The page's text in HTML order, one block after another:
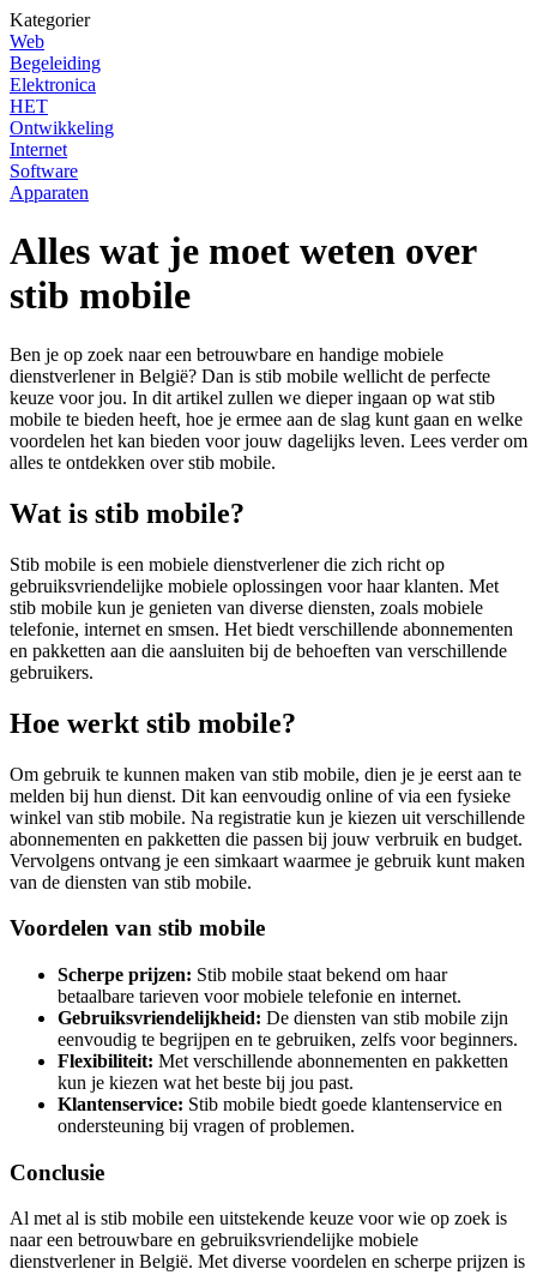
Kategorier
Web
Begeleiding
Elektronica
HET
Ontwikkeling
Internet
Software
Apparaten
Alles wat je moet weten over
stib mobile
Ben je op zoek naar een betrouwbare en handige mobiele
dienstverlener in België? Dan is stib mobile wellicht de perfecte
keuze voor jou. In dit artikel zullen we dieper ingaan op wat stib
mobile te bieden heeft, hoe je ermee aan de slag kunt gaan en welke
voordelen het kan bieden voor jouw dagelijks leven. Lees verder om
alles te ontdekken over stib mobile.
Wat is stib mobile?
Stib mobile is een mobiele dienstverlener die zich richt op
gebruiksvriendelijke mobiele oplossingen voor haar klanten. Met
stib mobile kun je genieten van diverse diensten, zoals mobiele
telefonie, internet en smsen. Het biedt verschillende abonnementen
en pakketten aan die aansluiten bij de behoeften van verschillende
gebruikers.
Hoe werkt stib mobile?
Om gebruik te kunnen maken van stib mobile, dien je je eerst aan te
melden bij hun dienst. Dit kan eenvoudig online of via een fysieke
winkel van stib mobile. Na registratie kun je kiezen uit verschillende
abonnementen en pakketten die passen bij jouw verbruik en budget.
Vervolgens ontvang je een simkaart waarmee je gebruik kunt maken
van de diensten van stib mobile.
Voordelen van stib mobile
Scherpe prijzen: Stib mobile staat bekend om haar
betaalbare tarieven voor mobiele telefonie en internet.
Gebruiksvriendelijkheid: De diensten van stib mobile zijn
eenvoudig te begrijpen en te gebruiken, zelfs voor beginners.
Flexibiliteit: Met verschillende abonnementen en pakketten
kun je kiezen wat het beste bij jou past.
Klantenservice: Stib mobile biedt goede klantenservice en
ondersteuning bij vragen of problemen.
Conclusie
Al met al is stib mobile een uitstekende keuze voor wie op zoek is
naar een betrouwbare en gebruiksvriendelijke mobiele
dienstverlener in België. Met diverse voordelen en scherpe prijzen is